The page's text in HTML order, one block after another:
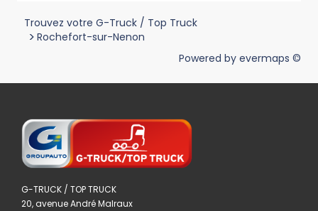
Trouvez votre G-Truck / Top Truck
> Rochefort-sur-Nenon
Powered by evermaps ©
G-TRUCK / TOP TRUCK
20, avenue André Malraux